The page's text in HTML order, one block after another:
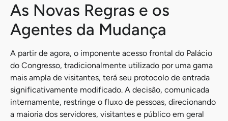
As Novas Regras e os
Agentes da Mudança
A partir de agora, o imponente acesso frontal do Palácio
do Congresso, tradicionalmente utilizado por uma gama
mais ampla de visitantes, terá seu protocolo de entrada
significativamente modificado. A decisão, comunicada
internamente, restringe o fluxo de pessoas, direcionando
a maioria dos servidores, visitantes e público em geral